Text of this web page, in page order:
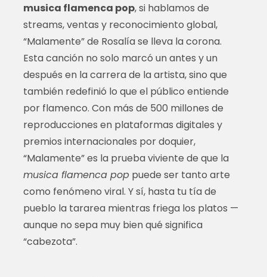
musica flamenca pop, si hablamos de
streams, ventas y reconocimiento global,
“Malamente” de Rosalía se lleva la corona.
Esta canción no solo marcó un antes y un
después en la carrera de la artista, sino que
también redefinió lo que el público entiende
por flamenco. Con más de 500 millones de
reproducciones en plataformas digitales y
premios internacionales por doquier,
“Malamente” es la prueba viviente de que la
musica flamenca poppuede ser tanto arte
como fenómeno viral. Y sí, hasta tu tía de
pueblo la tararea mientras friega los platos —
aunque no sepa muy bien qué significa
“cabezota”.